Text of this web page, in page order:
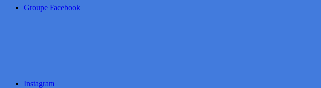
Groupe Facebook
Instagram